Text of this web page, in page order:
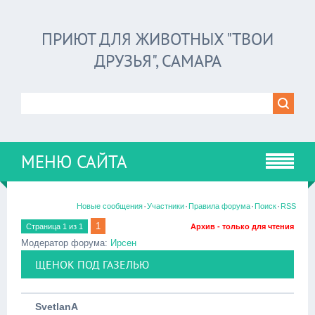
ПРИЮТ ДЛЯ ЖИВОТНЫХ "ТВОИ
ДРУЗЬЯ", САМАРА
МЕНЮ САЙТА
Новые сообщения·Участники·Правила форума·Поиск·RSS
Страница 1 из 1 1 Архив - только для чтения
Модератор форума: Ирсен
ЩЕНОК ПОД ГАЗЕЛЬЮ
SvetlanA